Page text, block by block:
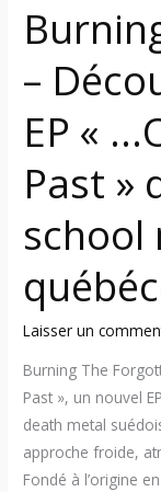
–
EP «
Past »
school
Laisser un
Burning The
Past », un nouvel
death metal
approche froide,
Fondé à l’origine
Winter
and
du
projet
old
school
mélodeath